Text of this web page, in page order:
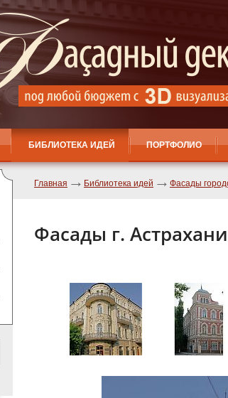
БИБЛИОТЕКА ИДЕЙ ПОРТФОЛИО
Главная Библиотека идей Фасады
Фасады г. Астрахани